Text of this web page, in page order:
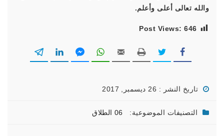
والله تعالى أعلى وأعلم.
Post Views: 646
تاريخ النشر : 26 ديسمبر, 2017
التصنيفات الموضوعية: 06 الطلاق